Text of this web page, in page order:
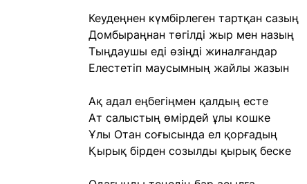
Кеудеңнен күмбірлеген тартқан сазың
Домбыраңнан төгілді жыр мен назың
Тыңдаушы еді өзіңді жиналғандар
Елестетіп маусымның жайлы жазын
Ақ адал еңбегіңмен қалдың есте
Ат салыстың өмірдей ұлы кошке
Ұлы Отан соғысында ел қорғадың
Қырық бірден созылды қырық беске